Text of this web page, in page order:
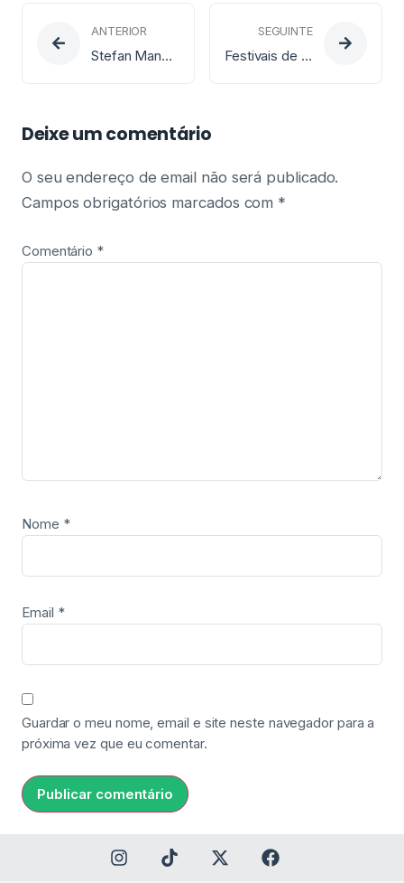
ANTERIOR
Stefan Mandel: O homem que lhe pôs lógica à sorte
SEGUINTE
Festivais de música de luxo que podes viver com a ajuda do Euromilhões
Deixe um comentário
O seu endereço de email não será publicado.
Campos obrigatórios marcados com *
Comentário *
Nome *
Email *
Guardar o meu nome, email e site neste navegador para a
próxima vez que eu comentar.